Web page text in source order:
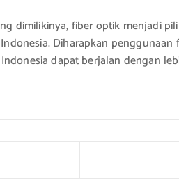
dimilikinya, fiber optik menjadi
Diharapkan
dapat berjalan dengan